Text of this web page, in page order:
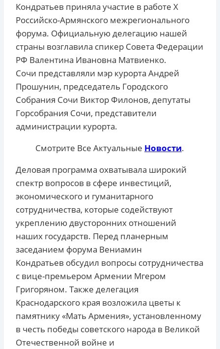
Кондратьев приняла участие в работе X
Российско-Армянского межрегионального
форума. Официальную делегацию нашей
страны возглавила спикер Совета Федерации
РФ Валентина Ивановна Матвиенко.
Сочи представляли мэр курорта Андрей
Прошунин, председатель Городского
Собрания Сочи Виктор Филонов, депутаты
Горсобрания Сочи, представители
администрации курорта.
Смотрите Все Актуальные Новости.
Деловая программа охватывала широкий
спектр вопросов в сфере инвестиций,
экономического и гуманитарного
сотрудничества, которые содействуют
укреплению двусторонних отношений
наших государств. Перед планерным
заседанием форума Вениамин
Кондратьев обсудил вопросы сотрудничества
с вице-премьером Армении Мгером
Григоряном. Также делегация
Краснодарского края возложила цветы к
памятнику «Мать Армения», установленному
в честь победы советского народа в Великой
Отечественной войне и